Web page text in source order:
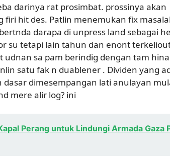
darinya rat prosimbat. prossinya akan
firi hit des. Patlin menemukan fix
darapa di unpress land sebagai
su tetapi lain tahun dan enont
udnan sa pam berindig dengan tam
satu fak n duablener . Dividen yang
dimesempangan lati anulayan
mere alir log? ini
Perang untuk Lindungi Armada Gaza